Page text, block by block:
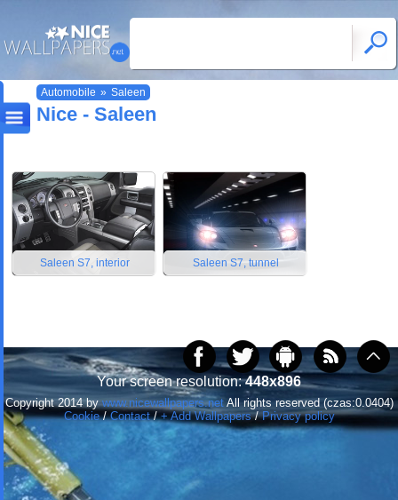
Automobile » Saleen
Nice - Saleen
Saleen S7, interior Saleen S7, tunnel
Your screen resolution:448x896
Copyright 2014 bywww.nicewallpapers.netAll rights reserved (czas:0.0404)
Cookie/Contact/+ Add Wallpapers/Privacy policy